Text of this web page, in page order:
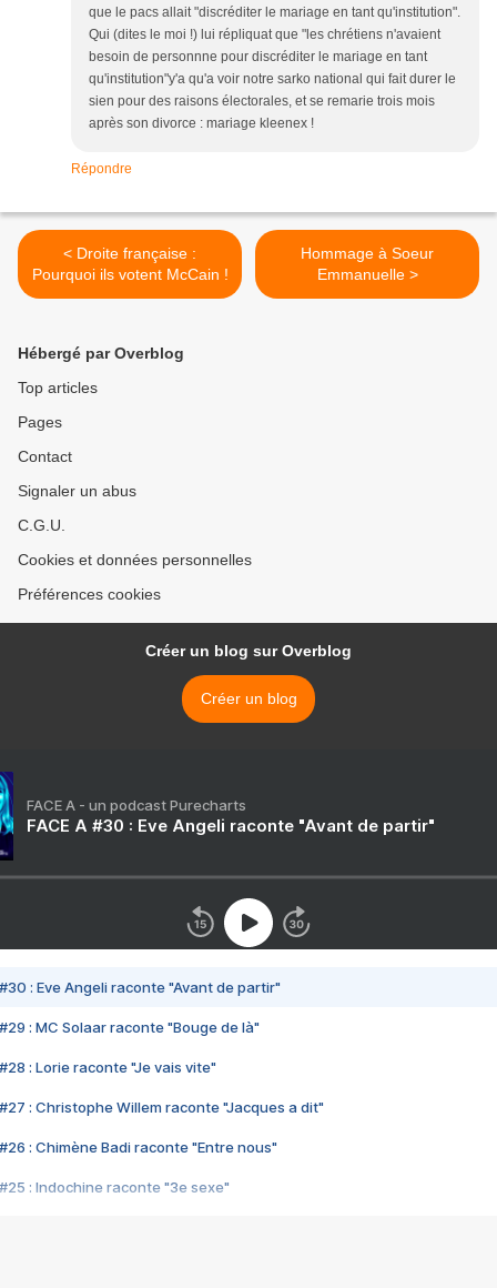
que le pacs allait "discréditer le mariage en tant qu'institution".
Qui (dites le moi !) lui répliquat que "les chrétiens n'avaient
besoin de personnne pour discréditer le mariage en tant
qu'institution"y'a qu'a voir notre sarko national qui fait durer le
sien pour des raisons électorales, et se remarie trois mois
après son divorce : mariage kleenex !
Répondre
< Droite française :
Pourquoi ils votent McCain !
Hommage à Soeur
Emmanuelle >
Hébergé par Overblog
Top articles
Pages
Contact
Signaler un abus
C.G.U.
Cookies et données personnelles
Préférences cookies
Créer un blog sur Overblog
Créer un blog
FACE A - un podcast Purecharts
FACE A #30 : Eve Angeli raconte "Avant de partir"
#30 : Eve Angeli raconte "Avant de partir"
#29 : MC Solaar raconte "Bouge de là"
#28 : Lorie raconte "Je vais vite"
#27 : Christophe Willem raconte "Jacques a dit"
#26 : Chimène Badi raconte "Entre nous"
#25 : Indochine raconte "3e sexe"